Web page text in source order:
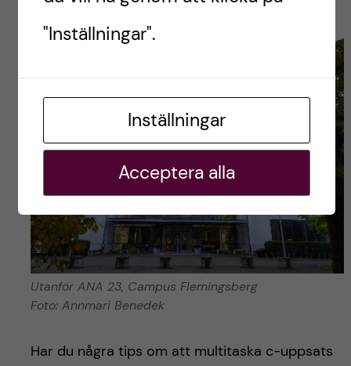
tangentbordsskrivning i full fart. Allt löser sig!
Utanför ANA 23, Campus Flemingsberg
Foto: Annmari Benedek
Har du några tips om att multitaska c-uppsats
"Inställningar".
Inställningar
Acceptera alla